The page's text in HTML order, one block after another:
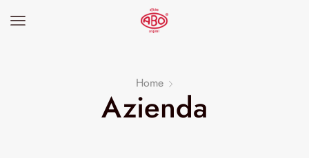
Home
Azienda